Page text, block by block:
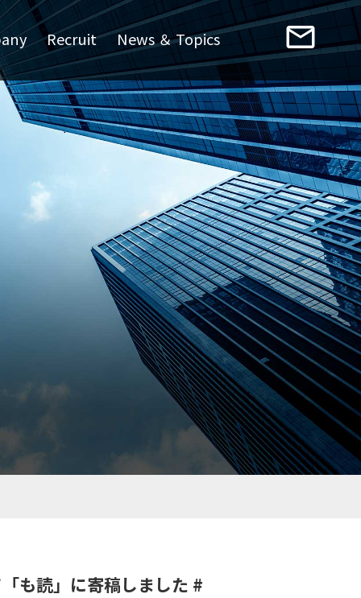
Recruit News ＆ Topics mail_outline
も読」に寄稿しました #